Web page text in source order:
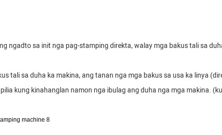
ngadto sa init nga pag-stamping direkta, walay mga bakus tali sa
tali sa duha ka makina, ang tanan nga mga bakus sa usa ka linya
kung kinahanglan namon nga ibulag ang duha nga mga makina.